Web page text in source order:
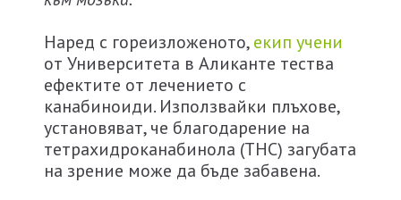
Наред с гореизложеното,екип учени
от Университета в Аликанте тества
ефектите от лечението с
канабиноиди. Използвайки плъхове,
установяват, че благодарение на
тетрахидроканабинола (THC) загубата
на зрение може да бъде забавена.